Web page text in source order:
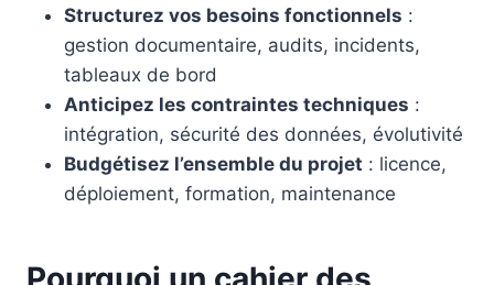
Structurez vos besoins fonctionnels :
gestion documentaire, audits, incidents,
tableaux de bord
Anticipez les contraintes techniques :
intégration, sécurité des données, évolutivité
Budgétisez l’ensemble du projet : licence,
déploiement, formation, maintenance